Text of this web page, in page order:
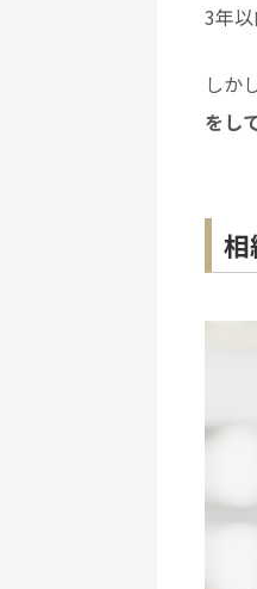
3年
しか
をし
相